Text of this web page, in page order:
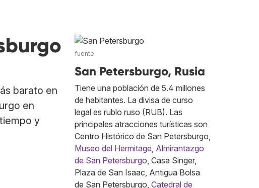
barato en
en
y
fuente
San Petersburgo, Rusia
Tiene una población de 5.4 millones
de habitantes. La divisa de curso
legal es rublo ruso (RUB). Las
principales atracciones turísticas son
Centro Histórico de San Petersburgo,
Museo del Hermitage, Almirantazgo
de San Petersburgo, Casa Singer,
Plaza de San Isaac, Antigua Bolsa
de San Petersburgo, Catedral de